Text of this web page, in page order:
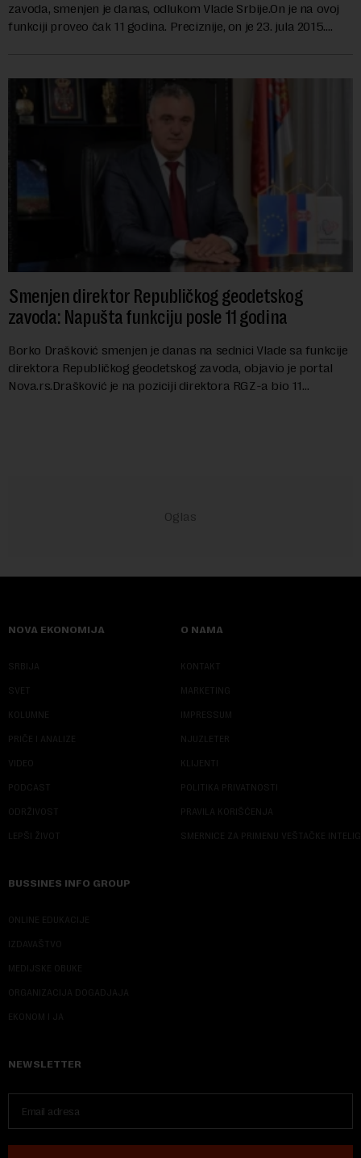
zavoda, smenjen je danas, odlukom Vlade Srbije.On je na ovoj
funkciji proveo čak 11 godina. Preciznije, on je 23. jula 2015.
Smenjen direktor Republičkog geodetskog
zavoda: Napušta funkciju posle 11 godina
Borko Drašković smenjen je danas na sednici Vlade sa funkcije
direktora Republičkog geodetskog zavoda, objavio je portal
Nova.rs.Drašković je na poziciji direktora RGZ-a bio 11
NOVA EKONOMIJA
SRBIJA
SVET
KOLUMNE
PRIČE I ANALIZE
VIDEO
PODCAST
ODRŽIVOST
LEPŠI ŽIVOT
O NAMA
KONTAKT
MARKETING
IMPRESSUM
NJUZLETER
KLIJENTI
POLITIKA PRIVATNOSTI
PRAVILA KORIŠĆENJA
SMERNICE ZA PRIMENU VEŠTAČKE
BUSSINES INFO GROUP
ONLINE EDUKACIJE
IZDAVAŠTVO
MEDIJSKE OBUKE
ORGANIZACIJA DOGADJAJA
EKONOM I JA
NEWSLETTER